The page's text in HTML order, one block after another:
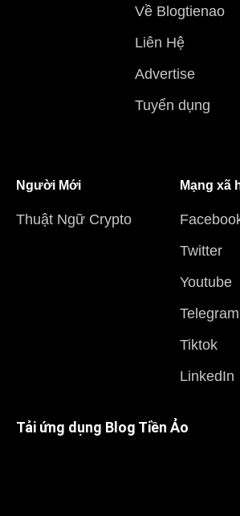
Về Blogtienao
Liên Hệ
Advertise
Tuyển dụng
Người Mới
Thuật Ngữ Crypto
Mạng xã
Twitter
Youtube
Telegram
Tiktok
LinkedIn
Tải ứng dụng Blog Tiền Ảo